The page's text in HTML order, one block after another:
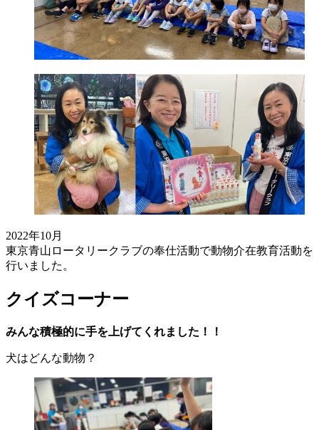
2022年10月
東京青山ロータリークラブの奉仕活動で動物介在教育活動を
行いました。
クイズコーナー
みんな積極的に手を上げてくれました！！
犬はどんな動物？